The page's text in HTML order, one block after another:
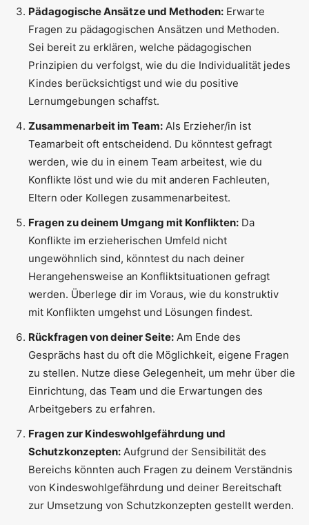
Pädagogische Ansätze und Methoden: Erwarte
Fragen zu pädagogischen Ansätzen und Methoden.
Sei bereit zu erklären, welche pädagogischen
Prinzipien du verfolgst, wie du die Individualität jedes
Kindes berücksichtigst und wie du positive
Lernumgebungen schaffst.
Zusammenarbeit im Team: Als Erzieher/in ist
Teamarbeit oft entscheidend. Du könntest gefragt
werden, wie du in einem Team arbeitest, wie du
Konflikte löst und wie du mit anderen Fachleuten,
Eltern oder Kollegen zusammenarbeitest.
Fragen zu deinem Umgang mit Konflikten: Da
Konflikte im erzieherischen Umfeld nicht
ungewöhnlich sind, könntest du nach deiner
Herangehensweise an Konfliktsituationen gefragt
werden. Überlege dir im Voraus, wie du konstruktiv
mit Konflikten umgehst und Lösungen findest.
Rückfragen von deiner Seite: Am Ende des
Gesprächs hast du oft die Möglichkeit, eigene Fragen
zu stellen. Nutze diese Gelegenheit, um mehr über die
Einrichtung, das Team und die Erwartungen des
Arbeitgebers zu erfahren.
Fragen zur Kindeswohlgefährdung und
Schutzkonzepten: Aufgrund der Sensibilität des
Bereichs könnten auch Fragen zu deinem Verständnis
von Kindeswohlgefährdung und deiner Bereitschaft
zur Umsetzung von Schutzkonzepten gestellt werden.